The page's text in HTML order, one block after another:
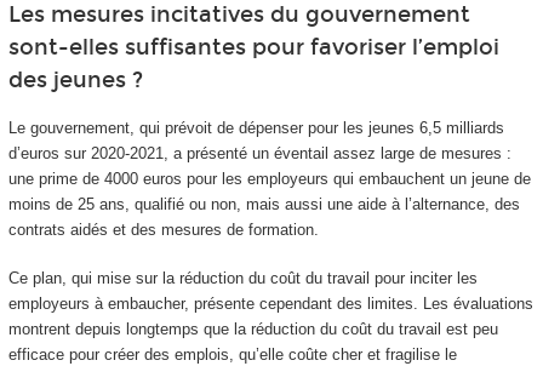
Les mesures incitatives du gouvernement
sont-elles suffisantes pour favoriser l’emploi
des jeunes ?
Le gouvernement, qui prévoit de dépenser pour les jeunes 6,5 milliards
d’euros sur 2020-2021, a présenté un éventail assez large de mesures :
une prime de 4000 euros pour les employeurs qui embauchent un jeune de
moins de 25 ans, qualifié ou non, mais aussi une aide à l’alternance, des
contrats aidés et des mesures de formation.
Ce plan, qui mise sur la réduction du coût du travail pour inciter les
employeurs à embaucher, présente cependant des limites. Les évaluations
montrent depuis longtemps que la réduction du coût du travail est peu
efficace pour créer des emplois, qu’elle coûte cher et fragilise le